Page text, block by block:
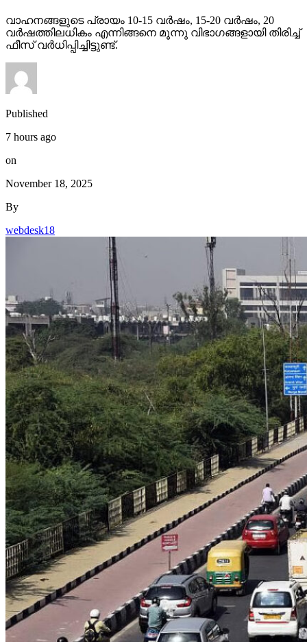
വാഹനങ്ങളുടെ പ്രായം 10-15 വര്‍ഷം, 15-20 വര്‍ഷം, 20
വര്‍ഷത്തിലധികം എന്നിങ്ങനെ മൂന്നു വിഭാഗങ്ങളായി തിരിച്ച്
ഫീസ് വര്‍ധിപ്പിച്ചിട്ടുണ്ട്.
Published
7 hours ago
on
November 18, 2025
By
webdesk18